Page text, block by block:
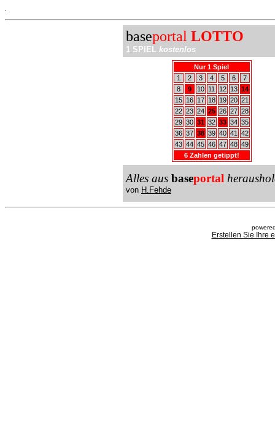
baseportal LOTTO
1 SPIEL kostenlos
Nur 1 Spiel
1
2 3 4 5 6
7
8
9 10 11 12 13 14
15
16 17 18 19 20 21
22 23 24 25 26 27 28
29 30 31 32 33 34 35
36 37 38 39 40 41
42
43 44 45 46 47 48 49
6 Zahlen getippt!
Alles aus baseportal
von H.Fehde
Erstellen Sie Ihre